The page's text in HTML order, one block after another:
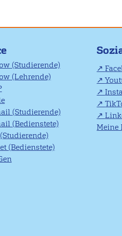
(Studierende)
(Lehrende)
(Studierende)
(Bedienstete)
(Bedienstete)
Meine